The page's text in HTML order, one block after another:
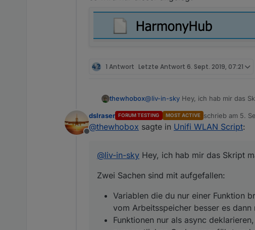
1 Antwort Letzte Antwort 6. Sept. 2019, 07:21
thewhobox@liv-in-sky Hey, ich hab mir das
Zwei Sachen sind mit aufgefallen:
Funktionen nur als async
Offline
dslraser FORUM TESTING MOST ACTIVE schrieb am 5.
zuletzt editiert
@thewhobox sagte in Unifi WLAN Script:
@liv-in-sky Hey, ich hab mir das Skript
Zwei Sachen sind mit aufgefallen:
Variablen die du nur einer Funktion
vom Arbeitsspeicher besser es
Funktionen nur als async